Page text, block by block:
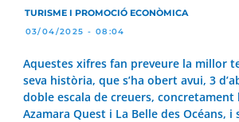
TURISME I PROMOCIÓ ECONÒMICA
03/04/2025 - 08:04
Aquestes xifres fan preveure la millor
seva història, que s’ha obert avui, 3
doble escala de creuers, concretament
Azamara Quest i La Belle des Océans, i